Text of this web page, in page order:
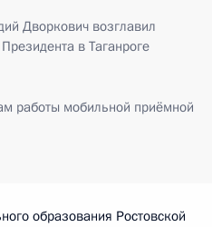
Дворкович возглавил
в Таганроге
работы мобильной приёмной
образования Ростовской